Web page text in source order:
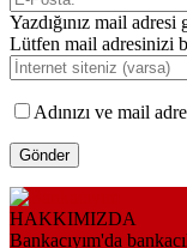
Yazdığınız mail
Lütfen mail adresinizi
Adınızı ve mail
HAKKIMIZDA
Bankacıyım'da